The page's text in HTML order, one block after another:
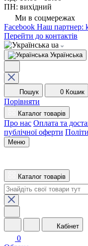
ПН: вихідний
Ми в соцмережах
Facebook Наш партнер:
Перейти до контактів
ua
Українська
Пошук 0 Кошик
Порівняти
Каталог товарів
Про нас Оплата та
публічної оферти
Меню
Каталог товарів
Кабінет
0